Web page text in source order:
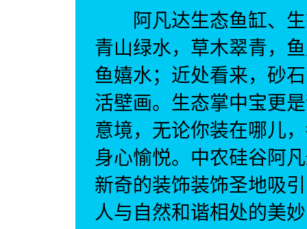
阿凡达生态鱼缸、生
青山绿水，草木翠青，
鱼嬉水；近处看来，砂
活壁画。生态掌中宝更
意境，无论你装在哪儿
身心愉悦。中农硅谷阿
新奇的装饰装饰圣地吸
人与自然和谐相处的美